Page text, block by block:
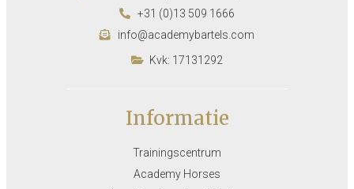
+31 (0)13 509 1666
info@academybartels.com
Kvk: 17131292
Informatie
Trainingscentrum
Academy Horses